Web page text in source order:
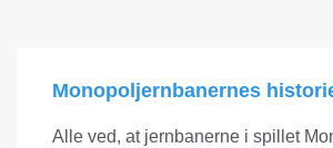
Monopoljernbanernes
Alle ved, at jernbanerne i spillet